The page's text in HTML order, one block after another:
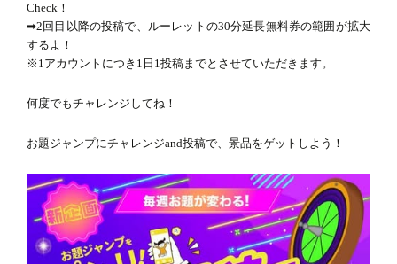
Check！
➡︎2回目以降の投稿で、ルーレットの30分延長無料券の範囲が拡大
するよ！
※1アカウントにつき1日1投稿までとさせていただきます。
何度でもチャレンジしてね！
お題ジャンプにチャレンジand投稿で、景品をゲットしよう！